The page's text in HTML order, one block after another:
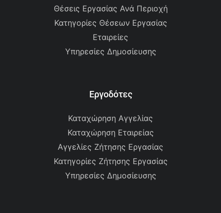
Θέσεις Εργασίας Ανά Περιοχή
Κατηγορίες Θέσεων Εργασίας
Εταιρείες
Υπηρεσίες Δημοσίευσης
Εργοδότες
Καταχώρηση Αγγελίας
Καταχώρηση Εταιρείας
Αγγελίες Ζήτησης Εργασίας
Κατηγορίες Ζήτησης Εργασίας
Υπηρεσίες Δημοσίευσης